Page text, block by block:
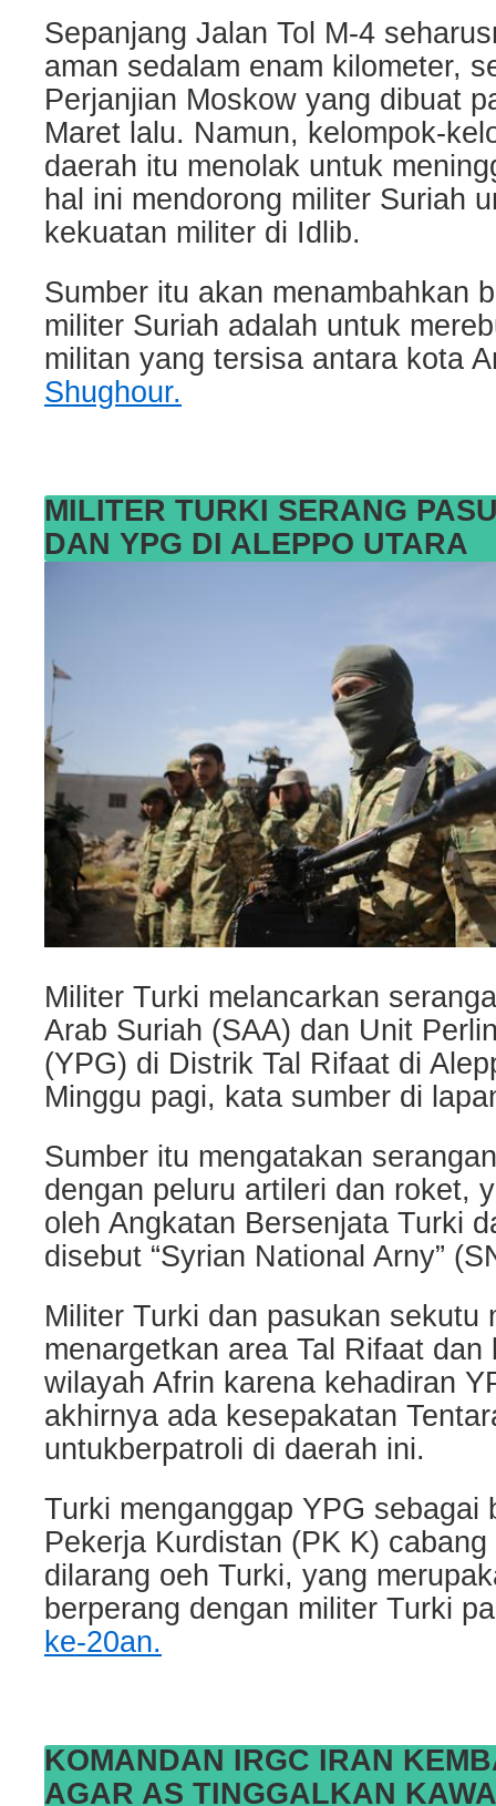
Sepanjang Jalan Tol M-4
aman sedalam enam kilometer,
Perjanjian Moskow yang dibuat
Maret lalu. Namun, kelompok-
daerah itu menolak untuk
hal ini mendorong militer Suriah
kekuatan militer di Idlib.
Sumber itu akan menambahkan
militer Suriah adalah untuk
militan yang tersisa antara kota
Shughour.
MILITER TURKI SERANG
DAN YPG DI ALEPPO UTARA
Militer Turki melancarkan
Arab Suriah (SAA) dan Unit
(YPG) di Distrik Tal Rifaat di
Minggu pagi, kata sumber di
Sumber itu mengatakan
dengan peluru artileri dan roket,
oleh Angkatan Bersenjata Turki
disebut “Syrian National Arny”
Militer Turki dan pasukan sekutu
menargetkan area Tal Rifaat dan
wilayah Afrin karena kehadiran
akhirnya ada kesepakatan
untukberpatroli di daerah ini.
Turki menganggap YPG
Pekerja Kurdistan (PK K)
dilarang oeh Turki, yang
berperang dengan militer Turki
ke-20an.
KOMANDAN IRGC IRAN
AGAR AS TINGGALKAN